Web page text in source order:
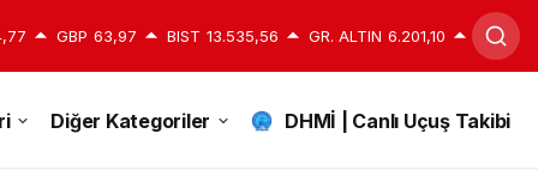
GBP 63,97 BIST 13.535,56 GR. ALTIN 6.201,10
Diğer Kategoriler DHMİ | Canlı Uçuş Takibi